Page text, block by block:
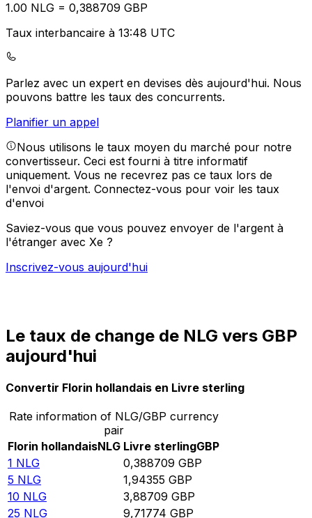
1.00 NLG = 0,388709 GBP
Taux interbancaire à 13:48 UTC
Parlez avec un expert en devises dès aujourd'hui. Nous
pouvons battre les taux des concurrents.
Planifier un appel
Nous utilisons le taux moyen du marché pour notre
convertisseur. Ceci est fourni à titre informatif
uniquement. Vous ne recevrez pas ce taux lors de
l'envoi d'argent. Connectez-vous pour voir les taux
d'envoi
Saviez-vous que vous pouvez envoyer de l'argent à
l'étranger avec Xe ?
Inscrivez-vous aujourd'hui
Le taux de change de NLG vers GBP
aujourd'hui
Convertir Florin hollandais en Livre sterling
Rate information of NLG/GBP currency
pair
Florin hollandaisNLG Livre sterlingGBP
1 NLG 0,388709 GBP
5 NLG 1,94355 GBP
10 NLG 3,88709 GBP
25 NLG 9,71774 GBP